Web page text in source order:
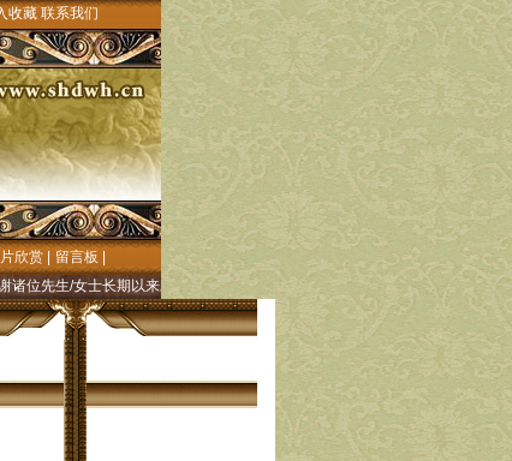
收藏 联系我们
欣赏 留言板
诸位先生/女士长期以来对上都文化研究的殷切关注和大力支持!"元上都文化"